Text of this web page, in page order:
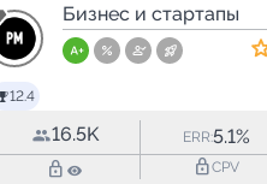
12.4
проектами и
продуктами в IT |
Management
Бизнес и стартапы
16.5K ERR:5.1%
lock_outline lock_outlineCPV